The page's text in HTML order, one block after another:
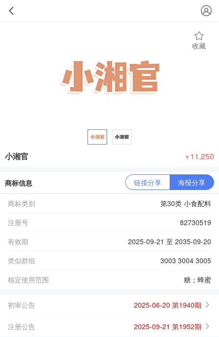
收藏
小湘官 ￥ 11,250
商标信息 链接分享 海报分享
商标类别
第30类 小食配料
注册号
82730519
有效期
2025-09-21 至 2035-09-20
类似群组
3003 3004 3005
核定使用范围
糖；蜂蜜
初审公告 2025-06-20 第1940期
注册公告 2025-09-21 第1952期